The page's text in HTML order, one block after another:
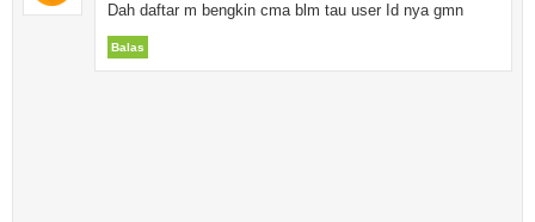
Dah daftar m bengkin cma blm tau user Id nya gmn
Balas